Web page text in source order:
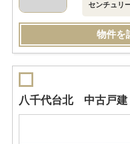
センチュリ
物件を
八千代台北 中古戸建